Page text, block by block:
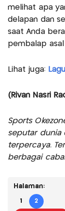
melihat apa
delapan dan
saat Anda
pembalap
Lihat juga:
(Rivan Nasri
Sports
seputar dunia
terpercaya.
berbagai
Halaman:
1 2